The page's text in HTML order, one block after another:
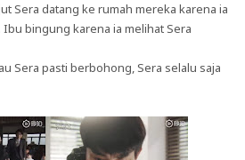
Sera datang ke rumah mereka karena ia
bingung karena ia melihat Sera
Sera pasti berbohong, Sera selalu saja